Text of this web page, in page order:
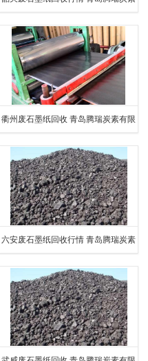
有限公司
衢州废石墨纸回收 青岛腾瑞炭素有限
公司
六安废石墨纸回收行情 青岛腾瑞炭素
有限公司